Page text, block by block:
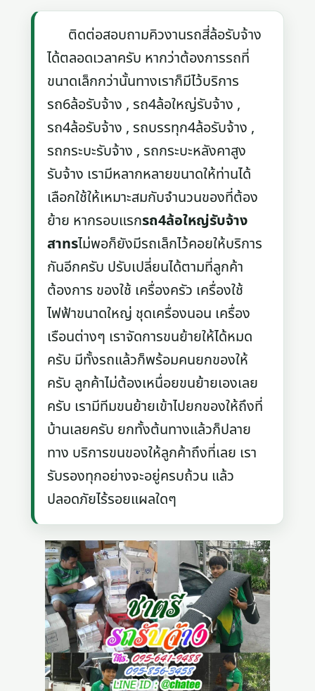
ติดต่อสอบถามคิวงานรถสี่ล้อรับจ้าง
ได้ตลอดเวลาครับ หากว่าต้องการรถที่
ขนาดเล็กกว่านั้นทางเราก็มีไว้บริการ
รถ6ล้อรับจ้าง , รถ4ล้อใหญ่รับจ้าง ,
รถ4ล้อรับจ้าง , รถบรรทุก4ล้อรับจ้าง ,
รถกระบะรับจ้าง , รถกระบะหลังคาสูง
รับจ้าง เรามีหลากหลายขนาดให้ท่านได้
เลือกใช้ให้เหมาะสมกับจำนวนของที่ต้อง
ย้าย หากรอบแรกรถ4ล้อใหญ่รับจ้าง
สาทรไม่พอก็ยังมีรถเล็กไว้คอยให้บริการ
กันอีกครับ ปรับเปลี่ยนได้ตามที่ลูกค้า
ต้องการ ของใช้ เครื่องครัว เครื่องใช้
ไฟฟ้าขนาดใหญ่ ชุดเครื่องนอน เครื่อง
เรือนต่างๆ เราจัดการขนย้ายให้ได้หมด
ครับ มีทั้งรถแล้วก็พร้อมคนยกของให้
ครับ ลูกค้าไม่ต้องเหนื่อยขนย้ายเองเลย
ครับ เรามีทีมขนย้ายเข้าไปยกของให้ถึงที่
บ้านเลยครับ ยกทั้งต้นทางแล้วก็ปลาย
ทาง บริการขนของให้ลูกค้าถึงที่เลย เรา
รับรองทุกอย่างจะอยู่ครบถ้วน แล้ว
ปลอดภัยไร้รอยแผลใดๆ